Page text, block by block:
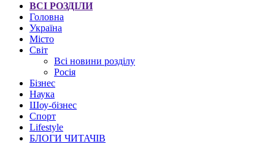
ВСІ РОЗДІЛИ
Головна
Україна
Місто
Світ
Всі новини розділу
Росія
Бізнес
Наука
Шоу-бізнес
Спорт
Lifestyle
БЛОГИ ЧИТАЧІВ